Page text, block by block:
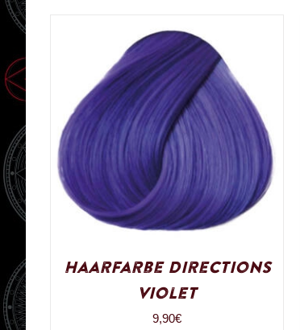
Haarfarbe Directions
Violet
9,90€